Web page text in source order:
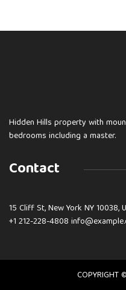
Hidden Hills property with
bedrooms including a master.
Contact
15 Cliff St, New York NY 10038,
+1 212-228-4808